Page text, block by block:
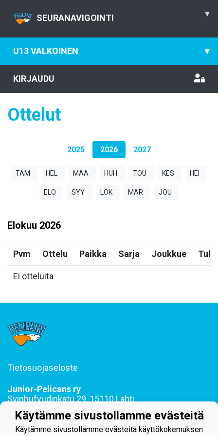
SEURANAVIGOINTI ▾
U13 VALKOINEN ▾
KIRJAUDU
Ottelut
2025 2026 2027
TAM HEL MAA HUH TOU KES HEI
ELO SYY LOK MAR JOU
Elokuu 2026
Pvm Ottelu Paikka Sarja Joukkue
Ei otteluita
Tietosuojaseloste
Junior-Pelicans ry
Svinhufvudinkatu 29, 15110 Lahti
044 255 1975 toimisto@juniorpelicans.fi
Toimisto avoinna ma-pe klo 9-15
Käytämme sivustollamme evästeitä
Käytämme sivustollamme evästeitä käyttökokemuksen